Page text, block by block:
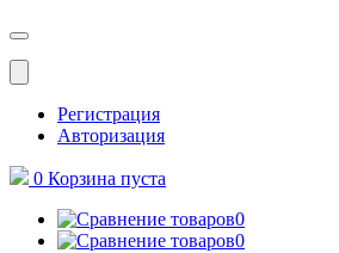
Меню
Регистрация
Авторизация
0 Корзина пуста
0
0